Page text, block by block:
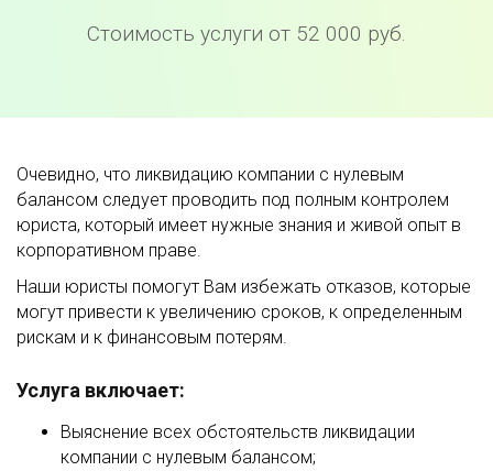
Стоимость услуги от 52 000 руб.
Очевидно, что ликвидацию компании с нулевым
балансом следует проводить под полным контролем
юриста, который имеет нужные знания и живой опыт в
корпоративном праве.
Наши юристы помогут Вам избежать отказов, которые
могут привести к увеличению сроков, к определенным
рискам и к финансовым потерям.
Услуга включает:
Выяснение всех обстоятельств ликвидации
компании с нулевым балансом;